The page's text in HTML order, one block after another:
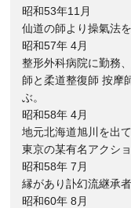
昭和53年11月
仙道の師より操氣法
昭和57年 4月
整形外科病院に勤務
師と柔道整復師 按摩
ぶ。
昭和58年 4月
地元北海道旭川を出
東京の某有名アクシ
昭和58年 7月
縁があり訃幻流継承
昭和60年 8月